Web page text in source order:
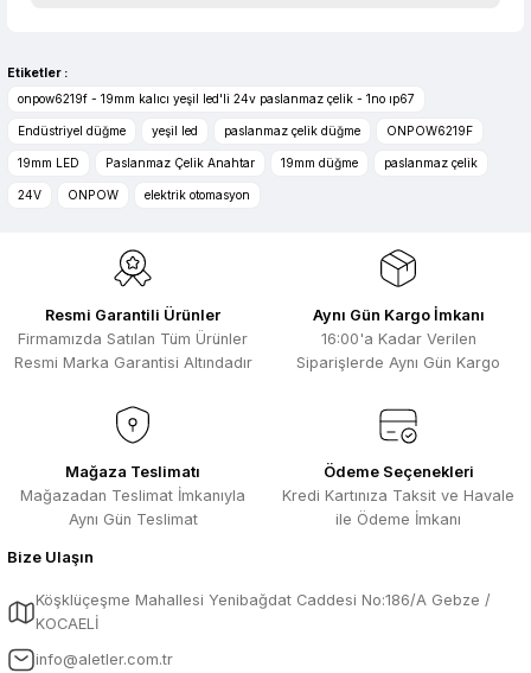
Ürün resmi kalitesiz, bozuk veya görüntülenemiyor.
Ürün açıklamasında eksik bilgiler bulunuyor.
Ürün bilgilerinde hatalar bulunuyor.
Ürün fiyatı diğer sitelerden daha pahalı.
Selim Toprak | 04/08/2026
Zengin ürün çesidi ve belirli marka
bulunuyor. Özellikle unit ,prolink ,gibi
ürünlerin ithalatçısı olması hasebi ile
Kısa sürede geldi. Ürünler de iyi
sarılmıştı. Gayet iyi
F... D... | 06/07/2026
Makine çok iyi herkese tavsiye
ediyorum güçlü bir havya
A... A... | 23/04/2026
13.04.2026 tarihinde Aletler.com
üzerinden 4 ürünnaldım ve hızlı ve
teşekkürler ediyorum
Etiketler :
onpow6219f - 19mm kalıcı yeşil led'li 24v paslanmaz çelik - 1no ıp67
Endüstriyel düğme yeşil led paslanmaz çelik düğme ONPOW6219F
19mm LED Paslanmaz Çelik Anahtar 19mm düğme paslanmaz çelik
24V ONPOW elektrik otomasyon
Resmi Garantili Ürünler
Firmamızda Satılan Tüm Ürünler
Resmi Marka Garantisi Altındadır
Aynı Gün Kargo İmkanı
16:00'a Kadar Verilen
Siparişlerde Aynı Gün Kargo
Mağaza Teslimatı
Mağazadan Teslimat İmkanıyla
Aynı Gün Teslimat
Ödeme Seçenekleri
Kredi Kartınıza Taksit ve Havale
ile Ödeme İmkanı
Bize Ulaşın
Köşklüçeşme Mahallesi Yenibağdat Caddesi No:186/A Gebze /
KOCAELİ
info@aletler.com.tr